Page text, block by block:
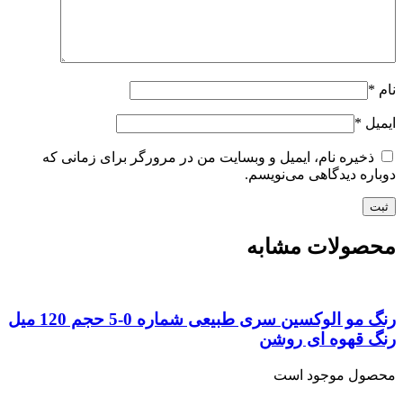
*
*
ذخیره نام، ایمیل و وبسایت من در مرورگر برای زمانی که
دیدگاهی می‌نویسم.
مشابه
رنگ مو الوکسین سری طبیعی شماره 0-5 حجم 120 میل
قهوه ای روشن
موجود است